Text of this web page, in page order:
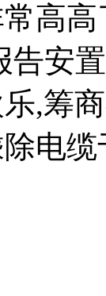
高
告安
,筹
电